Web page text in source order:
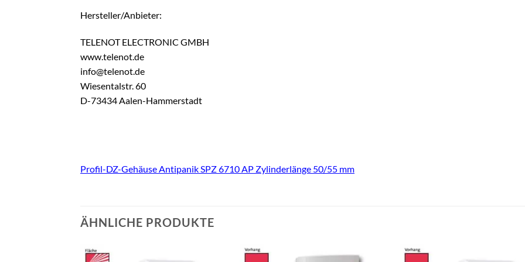
Hersteller/Anbieter:
TELENOT ELECTRONIC GMBH
www.telenot.de
info@telenot.de
Wiesentalstr. 60
D-73434 Aalen-Hammerstadt
Profil-DZ-Gehäuse Antipanik SPZ 6710 AP Zylinderlänge 50/55 mm
ÄHNLICHE PRODUKTE